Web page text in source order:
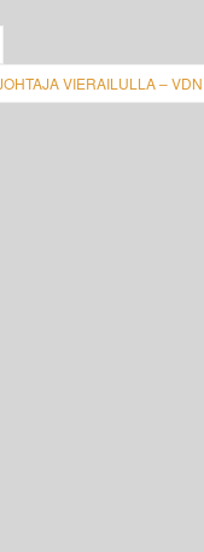
VIERAILULLA –